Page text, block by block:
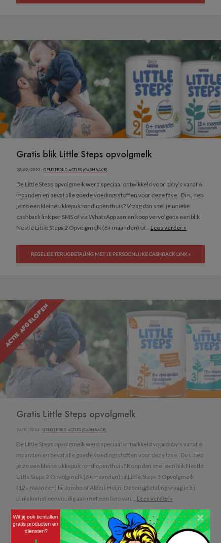
Gratis blik Little Steps opvolgmelk
28/02/2023 ·GELD TERUG ACTIES (CASHBACK)
De Little Steps opvolgmelk werd speciaal ontwikkeld voor baby’s vanaf 6
maanden en bevat alle goede voedingsstoffen voor deze fase. Dus, heb
je zo een kleine ukkepuk rondlopen thuis? Vraag dan snel je unieke
cashback link per SMS of via WhatsApp aan en koop vervolgens een blik
Nestlé Little Steps 2 Opvolgmelk (6+ maanden) of... Lees verder »
REGEL DE TERUGBETALING MET JE PERSOONLIJKE CASHBACK LINK »
ACTIE AFGELOPEN
Gratis Little Steps opvolgmelk
26/10/2024 · GELD TERUG ACTIES (CASHBACK)
De Little Steps opvolgmelk werd speciaal ontwikkeld voor baby’s vanaf 6
maanden en bevat alle goede voedingsstoffen voor deze fase. Dus, heb
je zo een kleine ukkepuk rondlopen thuis? Koop dan snel een blik Nestlé
Little Steps 2 Opvolgmelk (6+ maanden) of Little Steps 3 Opvolgmelk
(12+ maanden) bij Jumbo of Albert Heijn. De terugbetaling vraag je bij
thuiskomst eenvoudig aan met een foto van... Lees verder »
KRIJG JE LITTLE STEPS OPVOLGMELK TERUGBETAALD »
×